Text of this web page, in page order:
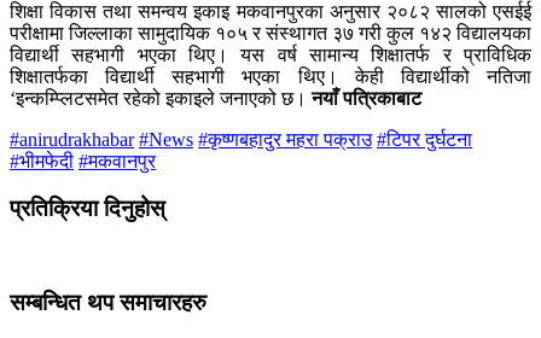
शिक्षा विकास तथा समन्वय इकाइ मकवानपुरका अनुसार २०८२ सालको एसईई
परीक्षामा जिल्लाका सामुदायिक १०५ र संस्थागत ३७ गरी कुल १४२ विद्यालयका
विद्यार्थी सहभागी भएका थिए। यस वर्ष सामान्य शिक्षातर्फ र प्राविधिक
शिक्षातर्फका विद्यार्थी सहभागी भएका थिए। केही विद्यार्थीको नतिजा
‘इन्कम्प्लिटसमेत रहेको इकाइले जनाएको छ।नयाँ पत्रिकाबाट
#anirudrakhabar #News #कृष्णबहादुर महरा पक्राउ #टिपर दुर्घटना
#भीमफेदी #मकवानपुर
प्रतिक्रिया दिनुहोस्
सम्बन्धित थप समाचारहरु